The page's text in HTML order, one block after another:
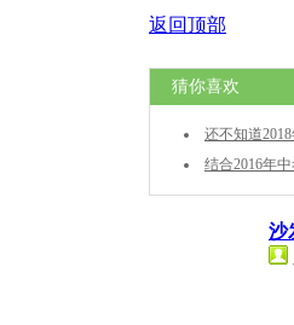
返回顶部
猜你喜欢
还不知道
入学政策汇总贴
结合2016年
均分
沙